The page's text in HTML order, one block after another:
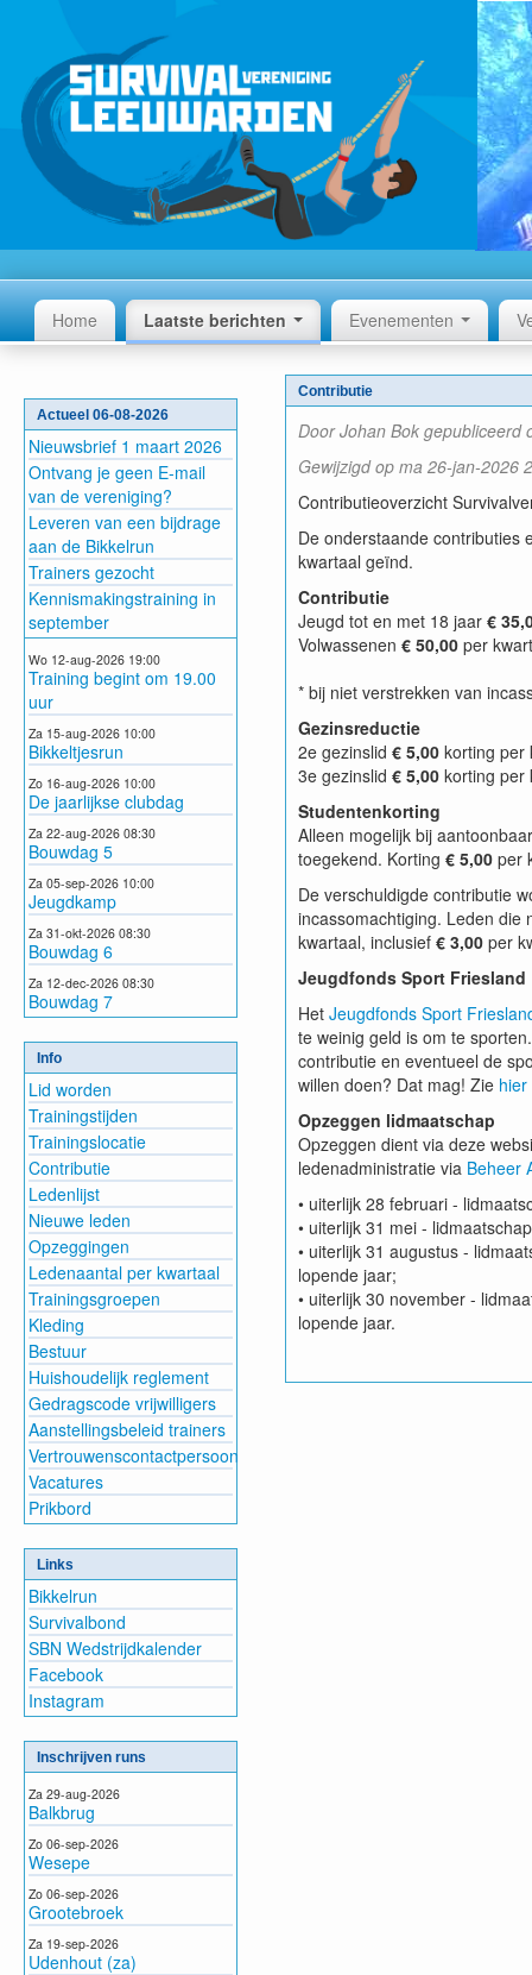
Home Laatste berichten Evenementen
Actueel 06-08-2026
Nieuwsbrief 1 maart 2026
Ontvang je geen E-mail
van de vereniging?
Leveren van een bijdrage
aan de Bikkelrun
Trainers gezocht
Kennismakingstraining in
september
Wo 12-aug-2026 19:00
Training begint om 19.00
uur
Za 15-aug-2026 10:00
Bikkeltjesrun
Zo 16-aug-2026 10:00
De jaarlijkse clubdag
Za 22-aug-2026 08:30
Bouwdag 5
Za 05-sep-2026 10:00
Jeugdkamp
Za 31-okt-2026 08:30
Bouwdag 6
Za 12-dec-2026 08:30
Bouwdag 7
Info
Lid worden
Trainingstijden
Trainingslocatie
Contributie
Ledenlijst
Nieuwe leden
Opzeggingen
Ledenaantal per kwartaal
Trainingsgroepen
Kleding
Bestuur
Huishoudelijk reglement
Gedragscode vrijwilligers
Aanstellingsbeleid trainers
Vertrouwenscontactpersoon
Vacatures
Prikbord
Links
Bikkelrun
Survivalbond
SBN Wedstrijdkalender
Facebook
Instagram
Inschrijven runs
Za 29-aug-2026
Balkbrug
Zo 06-sep-2026
Wesepe
Zo 06-sep-2026
Grootebroek
Za 19-sep-2026
Udenhout (za)
Contributie
Door Johan Bok gepubliceerd
Gewijzigd op ma 26-jan-2026
Contributieoverzicht
De onderstaande contributies
kwartaal geïnd.
Contributie
Jeugd tot en met 18 jaar €
Volwassenen € 50,00 per
* bij niet verstrekken van
Gezinsreductie
2e gezinslid € 5,00 korting per
3e gezinslid € 5,00 korting per
Studentenkorting
Alleen mogelijk bij
toegekend. Korting € 5,00 per
De verschuldigde contributie
incassomachtiging. Leden die
kwartaal, inclusief € 3,00 per
Jeugdfonds Sport Friesland
Het Jeugdfonds Sport
te weinig geld is om te
contributie en eventueel de
willen doen? Dat mag! Zie hier
Opzeggen lidmaatschap
Opzeggen dient via deze
ledenadministratie via Beheer
• uiterlijk 28 februari -
• uiterlijk 31 mei -
• uiterlijk 31 augustus -
lopende jaar;
• uiterlijk 30 november -
lopende jaar.